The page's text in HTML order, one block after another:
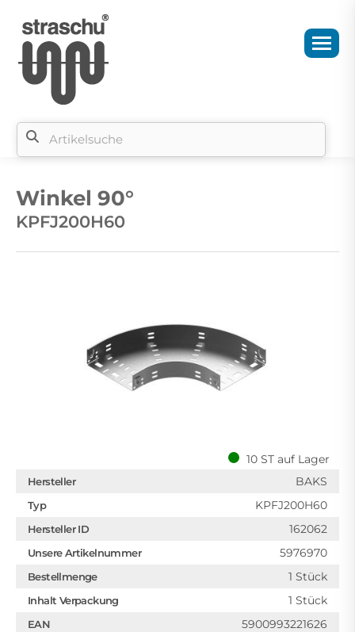
Winkel 90°
KPFJ200H60
10 ST auf Lager
Hersteller BAKS
Typ KPFJ200H60
Hersteller ID 162062
Unsere Artikelnummer 5976970
Bestellmenge 1 Stück
Inhalt Verpackung 1 Stück
EAN 5900993221626